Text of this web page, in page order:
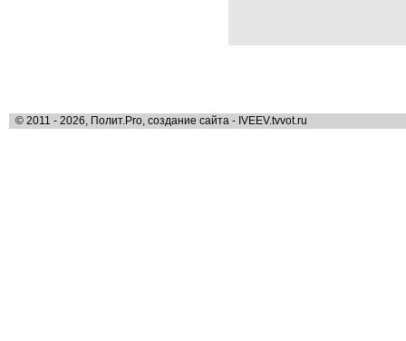
© 2011 - 2026, Полит.Pro, создание сайта - IVEEV.tvvot.ru